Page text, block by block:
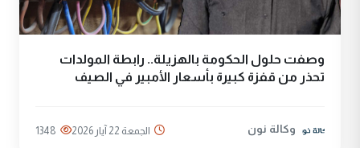
وصفت حلول الحكومة بالهزيلة.. رابطة المولدات
تحذر من قفزة كبيرة بأسعار الأمبير في الصيف
وكالة نون الجمعة 22 آيار 2026 1348